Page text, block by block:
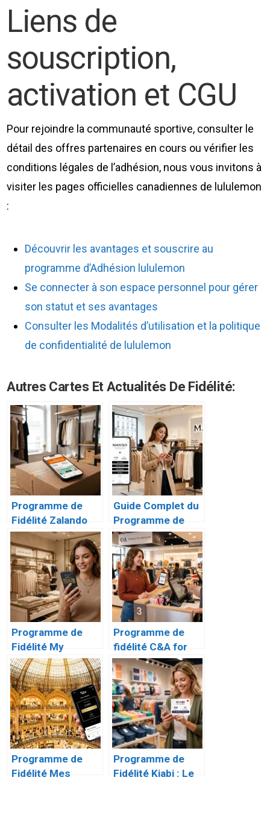
Liens de
souscription,
activation et CGU
Pour rejoindre la communauté sportive, consulter le
détail des offres partenaires en cours ou vérifier les
conditions légales de l’adhésion, nous vous invitons à
visiter les pages officielles canadiennes de lululemon
:
Découvrir les avantages et souscrire au
programme d’Adhésion lululemon
Se connecter à son espace personnel pour gérer
son statut et ses avantages
Consulter les Modalités d’utilisation et la politique
de confidentialité de lululemon
Autres Cartes Et Actualités De Fidélité:
Programme de
Fidélité Zalando
Plus : Le Guide
Complet
Guide Complet du
Programme de
Fidélité Mango
Style Club
Programme de
Fidélité My
Intimissimi : Le
Guide Complet
Programme de
fidélité C&A for
you : Le guide
complet pour
profiter
d’avantages
exclusifs
Programme de
Fidélité Mes
Programme de
Fidélité Kiabi : Le